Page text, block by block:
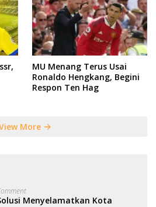
MU Menang Terus Usai
Ronaldo Hengkang, Begini
Respon Ten Hag
More
Menyelamatkan Kota